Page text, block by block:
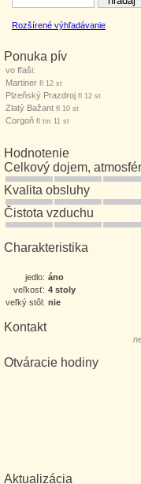
Rozšírené výhľadávanie
Ponuka pív
vo fľaši:
Martiner fl 12 st
Plzeňský Prazdroj fl 12 st
Zlatý Bažant fl 10 st
Corgoň fl tm 11 st
Hodnotenie
Celkový dojem,
Kvalita obsluhy
Čistota vzduchu
Charakteristika
jedlo: áno
veľkosť: 4 stoly
veľký stôl: nie
Kontakt
Otváracie hodiny
Aktualizácia